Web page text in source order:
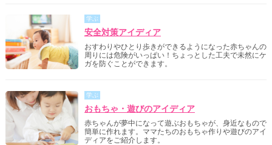
学ぶ
安全対策アイディア
おすわりやひとり歩きができるようになった赤ちゃんの
周りには危険がいっぱい！ちょっとした工夫で未然にケ
ガを防ぐことができます。
学ぶ
おもちゃ・遊びのアイディア
赤ちゃんが夢中になって遊ぶおもちゃが、身近なもので
簡単に作れます。ママたちのおもちゃ作りや遊びのアイ
ディアをご紹介します。